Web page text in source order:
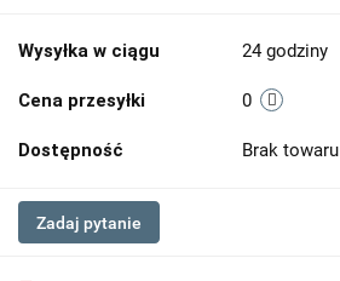
Wysyłka w ciągu 24 godziny
Cena przesyłki 0
Dostępność Brak towaru
Zadaj pytanie